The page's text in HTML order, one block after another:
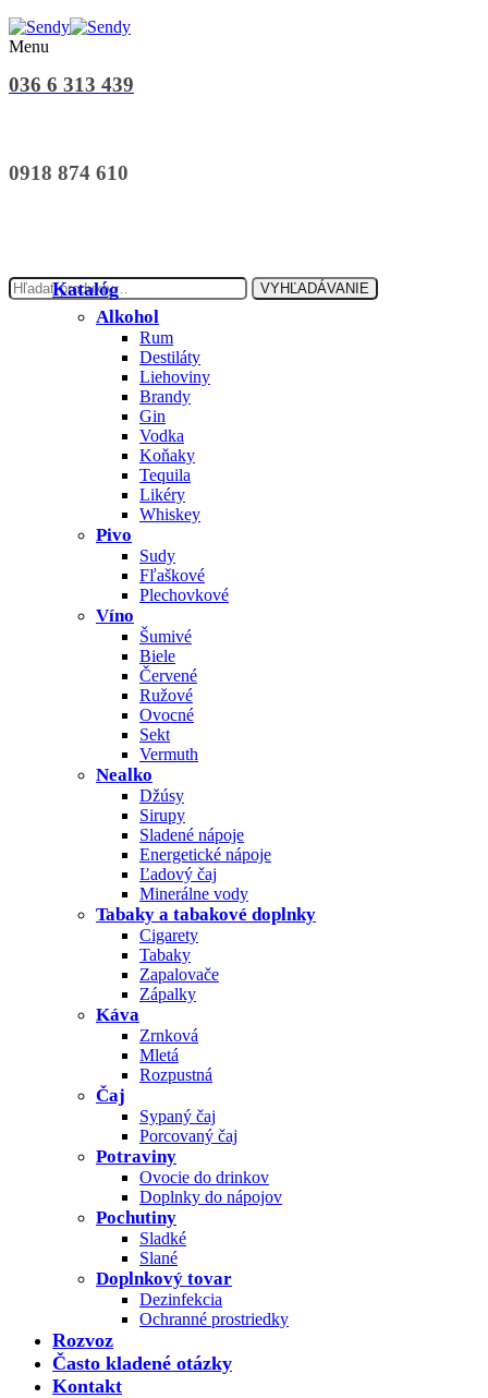
Menu
036 6 313 439
0918 874 610
VYHĽADÁVANIE
Katalóg
Alkohol
Rum
Destiláty
Liehoviny
Brandy
Gin
Vodka
Koňaky
Tequila
Likéry
Whiskey
Pivo
Sudy
Fľaškové
Plechovkové
Víno
Šumivé
Biele
Červené
Ružové
Ovocné
Sekt
Vermuth
Nealko
Džúsy
Sirupy
Sladené nápoje
Energetické nápoje
Ľadový čaj
Minerálne vody
Tabaky a tabakové doplnky
Cigarety
Tabaky
Zapalovače
Zápalky
Káva
Zrnková
Mletá
Rozpustná
Čaj
Sypaný čaj
Porcovaný čaj
Potraviny
Ovocie do drinkov
Doplnky do nápojov
Pochutiny
Sladké
Slané
Doplnkový tovar
Dezinfekcia
Ochranné prostriedky
Rozvoz
Často kladené otázky
Kontakt